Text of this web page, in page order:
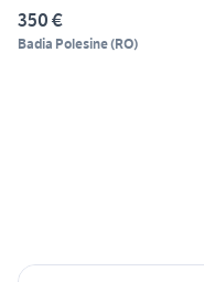
350 €
Badia Polesine(RO)